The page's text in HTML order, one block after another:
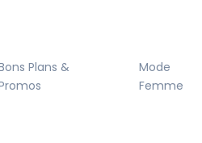
Plans &
Mode
Femme